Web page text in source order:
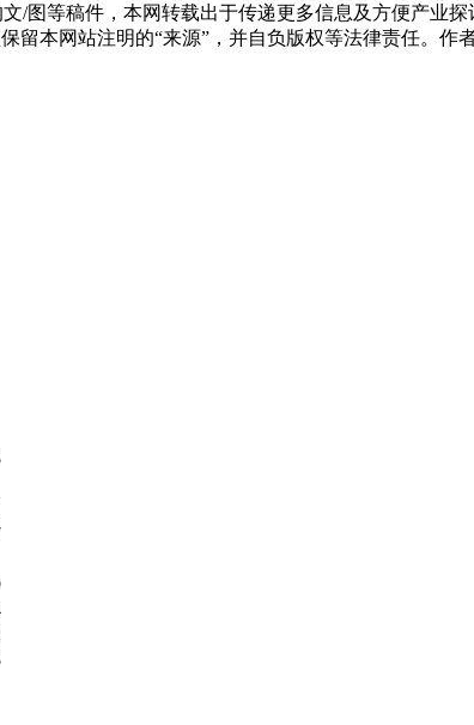
/图等稿件，本网转载出于传递更多信息及方便产业
留本网站注明的“来源”，并自负版权等法律责任。作